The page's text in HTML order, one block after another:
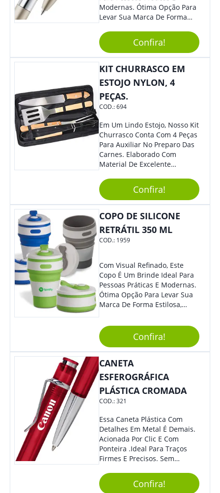
Modernas. Ótima Opção Para
Levar Sua Marca De Forma
Sua Empresa Em Eventos,
Reuniões Corporativas Ou Até
Mesmo Para Presentear
Colaboradores E Parceiros De
Confira!
KIT CHURRASCO EM
ESTOJO NYLON, 4
PEÇAS.
COD.:694
Em Um Lindo Estojo, Nosso Kit
Churrasco Conta Com 4 Peças
Para Auxiliar No Preparo Das
Carnes. Elaborado Com
Material De Excelente
Tradicional, Sem Dúvidas É O
Brinde Certo Para Todos Os
Públicos. Personalize-O Com
Sua Marca. Seus Clientes E
Colaboradores Com Certeza
Irão Adorar.
Confira!
COPO DE SILICONE
RETRÁTIL 350 ML
COD.: 1959
Com Visual Refinado, Este
Copo É Um Brinde Ideal Para
Pessoas Práticas E Modernas.
Ótima Opção Para Levar Sua
Marca De Forma Estilosa,
Empresa Em Eventos,
Reuniões Corporativas Ou Até
Mesmo Para Presentear
Colaboradores.
Confira!
CANETA
ESFEROGRÁFICA
PLÁSTICA CROMADA
COD.:321
Essa Caneta Plástica Com
Detalhes Em Metal É Demais.
Acionada Por Clic E Com
Ponteira .Ideal Para Traços
Firmes E Precisos. Sem
Brinde Para Representar Sua
Marca.
Confira!